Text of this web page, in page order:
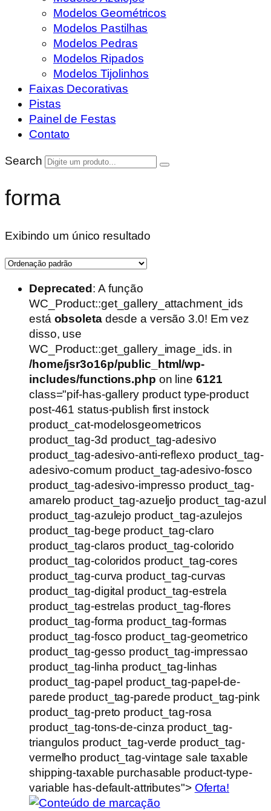
Modelos Geométricos
Modelos Pastilhas
Modelos Pedras
Modelos Ripados
Modelos Tijolinhos
Faixas Decorativas
Pistas
Painel de Festas
Contato
Search
forma
Exibindo um único resultado
Deprecated : A função
WC_Product::get_gallery_attachment_ids
está obsoletadesde a versão 3.0! Em vez
disso, use
WC_Product::get_gallery_image_ids. in
/home/jsr3o16p/public_html/wp-
includes/functions.php on line 6121
class="pif-has-gallery product type-product
post-461 status-publish first instock
product_cat-modelosgeometricos
product_tag-3d product_tag-adesivo
product_tag-adesivo-anti-reflexo product_tag-
adesivo-comum product_tag-adesivo-fosco
product_tag-adesivo-impresso product_tag-
amarelo product_tag-azueljo product_tag-azul
product_tag-azulejo product_tag-azulejos
product_tag-bege product_tag-claro
product_tag-claros product_tag-colorido
product_tag-coloridos product_tag-cores
product_tag-curva product_tag-curvas
product_tag-digital product_tag-estrela
product_tag-estrelas product_tag-flores
product_tag-forma product_tag-formas
product_tag-fosco product_tag-geometrico
product_tag-gesso product_tag-impressao
product_tag-linha product_tag-linhas
product_tag-papel product_tag-papel-de-
parede product_tag-parede product_tag-pink
product_tag-preto product_tag-rosa
product_tag-tons-de-cinza product_tag-
triangulos product_tag-verde product_tag-
vermelho product_tag-vintage sale taxable
shipping-taxable purchasable product-type-
variable has-default-attributes"> Oferta!